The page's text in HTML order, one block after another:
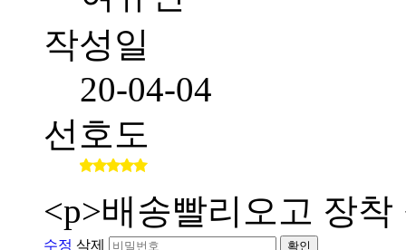
작성일
20-04-04
선호도
<p>배송빨리오고 장
수정 삭제 확인